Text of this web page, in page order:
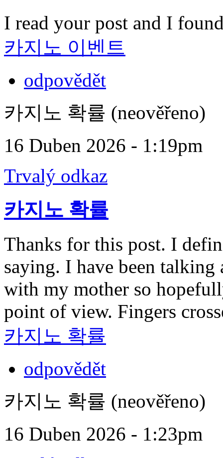
I read your post and I
카지노 이벤트
odpovědět
카지노 확률 (neověřeno)
16 Duben 2026 - 1:19pm
Trvalý odkaz
카지노 확률
Thanks for this post. I
saying. I have been
with my mother so
point of view. Fingers
카지노 확률
odpovědět
카지노 확률 (neověřeno)
16 Duben 2026 - 1:23pm